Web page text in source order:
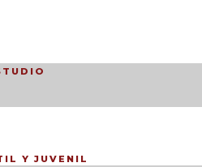
Y JUVENIL